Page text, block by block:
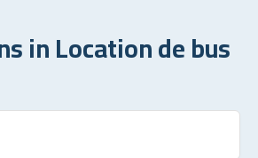
in Location de bus